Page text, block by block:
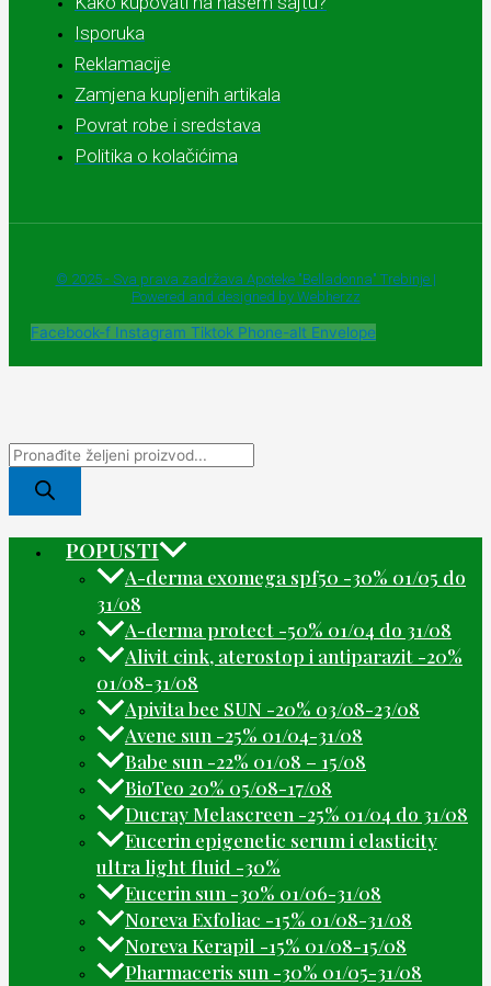
Isporuka
Reklamacije
Zamjena kupljenih artikala
Povrat robe i sredstava
Politika o kolačićima
© 2025 - Sva prava zadržava Apoteke "Belladonna" Trebinje |
Powered and designed by Webherzz
Facebook-f Instagram Tiktok Phone-alt Envelope
POPUSTI
A-derma exomega spf50 -30% 01/05 do
31/08
A-derma protect -50% 01/04 do 31/08
Alivit cink, aterostop i antiparazit -20%
01/08-31/08
Apivita bee SUN -20% 03/08-23/08
Avene sun -25% 01/04-31/08
Babe sun -22% 01/08 – 15/08
BioTeo 20% 05/08-17/08
Ducray Melascreen -25% 01/04 do 31/08
Eucerin epigenetic serum i elasticity
ultra light fluid -30%
Eucerin sun -30% 01/06-31/08
Noreva Exfoliac -15% 01/08-31/08
Noreva Kerapil -15% 01/08-15/08
Pharmaceris sun -30% 01/05-31/08